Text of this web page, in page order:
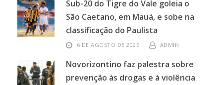
Sub-20 do Tigre do Vale goleia o
São Caetano, em Mauá, e sobe na
classificação do Paulista
6 DE AGOSTO DE 2026 ADMIN
Novorizontino faz palestra sobre
prevenção às drogas e à violência